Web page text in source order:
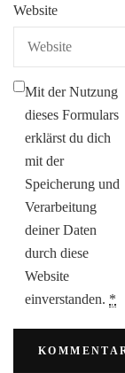
Website
Mit der Nutzung
dieses Formulars
erklärst du dich
mit der
Speicherung und
Verarbeitung
deiner Daten
durch diese
Website
einverstanden. *